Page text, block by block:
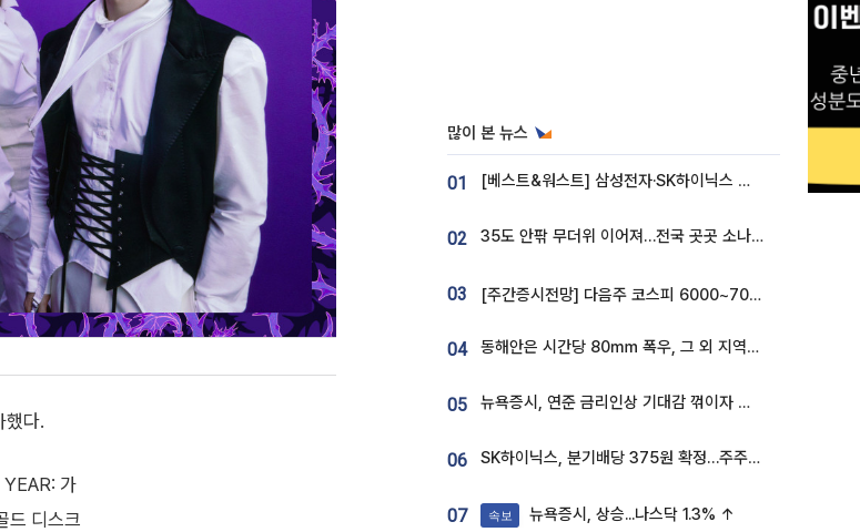
했다.
YEAR: 가
드 디스크
많이 본 뉴스
01 [베스트&워스트] 삼성전자·SK하이닉스 밀린 한 주…상상인증권은 85% 급등
02 35도 안팎 무더위 이어져…전국 곳곳 소나기 [오늘 날씨]
03 [주간증시전망] 다음주 코스피 6000~7000⋯“外人 수급은 정책이 변수”
04 동해안은 시간당 80㎜ 폭우, 그 외 지역은 폭염…‘극과 극 날씨’
05 뉴욕증시, 연준 금리인상 기대감 꺾이자 상승...S&P500 사상 최고치 [종합]
06 SK하이닉스, 분기배당 375원 확정…주주환원책 9월로 앞당겨 발표
07 속보 뉴욕증시, 상승...나스닥 1.3% ↑